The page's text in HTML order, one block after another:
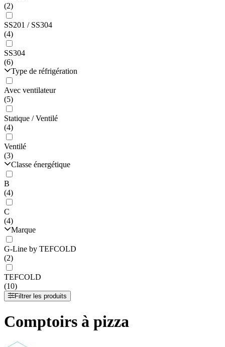
(2)
SS201 / SS304
(4)
SS304
(6)
Type de réfrigération
Avec ventilateur
(5)
Statique / Ventilé
(4)
Ventilé
(3)
Classe énergétique
B
(4)
C
(4)
Marque
G-Line by TEFCOLD
(2)
TEFCOLD
(10)
Filtrer les produits
Comptoirs à pizza